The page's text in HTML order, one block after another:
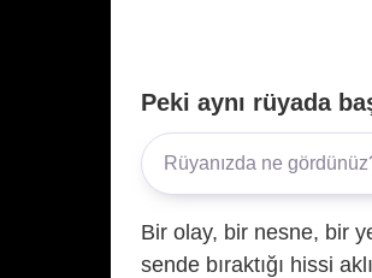
Peki aynı rüyada
Bir olay, bir nesne, bir
sende bıraktığı hissi